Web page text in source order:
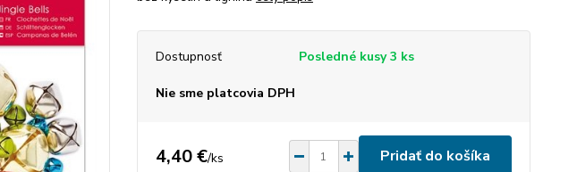
Dostupnosť Posledné kusy 3 ks
Nie sme platcovia DPH
4,40 €/ks Pridať do košíka